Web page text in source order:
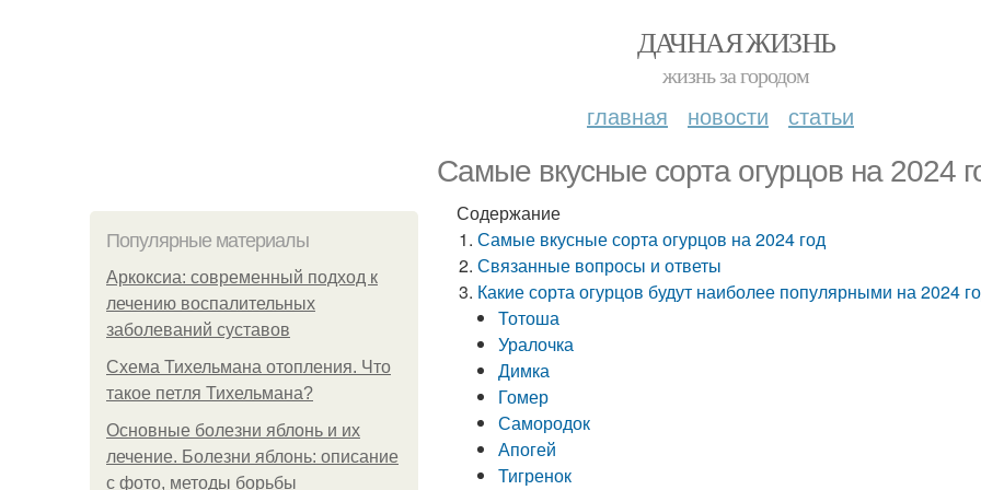
ДАЧНАЯ ЖИЗНЬ
жизнь за городом
главная новости статьи
Самые вкусные сорта огурцов на 2024
Популярные материалы
Аркоксиа: современный подход к
лечению воспалительных
заболеваний суставов
Схема Тихельмана отопления. Что
такое петля Тихельмана?
Основные болезни яблонь и их
лечение. Болезни яблонь: описание
с фото, методы борьбы
Содержание
Самые вкусные сорта огурцов на 2024 год
Связанные вопросы и ответы
Какие сорта огурцов будут наиболее популярными на 2024
Тотоша
Уралочка
Димка
Гомер
Самородок
Апогей
Тигренок